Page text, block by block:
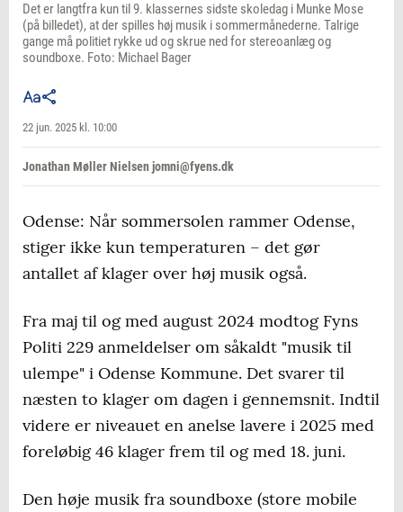
Det er langtfra kun til 9. klassernes sidste skoledag i Munke Mose
(på billedet), at der spilles høj musik i sommermånederne. Talrige
gange må politiet rykke ud og skrue ned for stereoanlæg og
soundboxe. Foto: Michael Bager
22 jun. 2025 kl. 10:00
Jonathan Møller Nielsen jomni@fyens.dk
Odense: Når sommersolen rammer Odense,
stiger ikke kun temperaturen – det gør
antallet af klager over høj musik også.
Fra maj til og med august 2024 modtog Fyns
Politi 229 anmeldelser om såkaldt "musik til
ulempe" i Odense Kommune. Det svarer til
næsten to klager om dagen i gennemsnit. Indtil
videre er niveauet en anelse lavere i 2025 med
foreløbig 46 klager frem til og med 18. juni.
Den høje musik fra soundboxe (store mobile